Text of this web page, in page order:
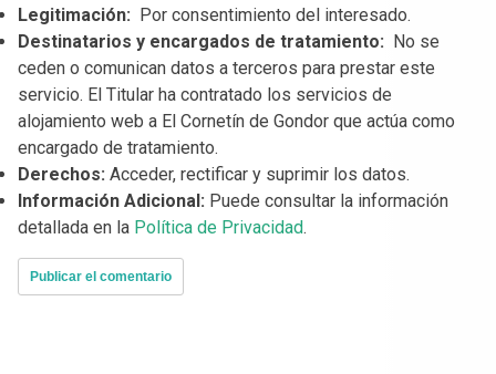
Legitimación: Por consentimiento del interesado.
Destinatarios y encargados de tratamiento: No se
ceden o comunican datos a terceros para prestar este
servicio. El Titular ha contratado los servicios de
alojamiento web a El Cornetín de Gondor que actúa como
encargado de tratamiento.
Derechos: Acceder, rectificar y suprimir los datos.
Información Adicional: Puede consultar la información
detallada en la Política de Privacidad.